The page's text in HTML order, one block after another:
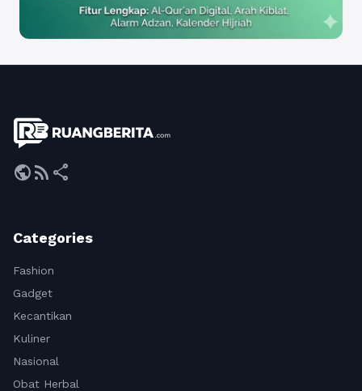
publicrss_feed share
Categories
Fashion
Gadget
Kecantikan
Kuliner
Nasional
Obat Herbal